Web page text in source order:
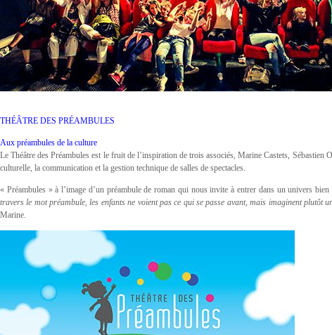
THÉÂTRE DES PRÉAMBULES
Aux préambules de la culture
Le Théâtre des Préambules est le fruit de l’inspiration de trois associés, Marine Castets,
culturelle, la communication et la gestion technique de salles de spectacles.
« Préambules » à l’image d’un préambule de roman qui nous invite à entrer dans un univers
travers le mot préambule, les enfants ne voient pas ce qui se passe avant, mais imaginent plutôt
Marine.